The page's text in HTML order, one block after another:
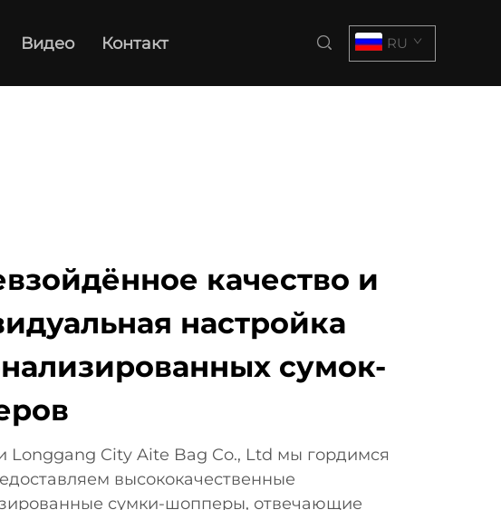
Видео Контакт RU
качество и
настройка
сумок-
Longgang City Aite Bag Co., Ltd мы гордимся
высококачественные
сумки-шопперы, отвечающие